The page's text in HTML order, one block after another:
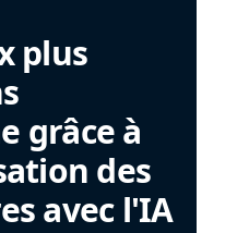
plus
grâce à
des
avec l'IA